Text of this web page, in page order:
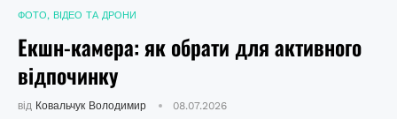
ФОТО, ВІДЕО ТА ДРОНИ
Екшн-камера: як обрати для активного
відпочинку
від Ковальчук Володимир 08.07.2026